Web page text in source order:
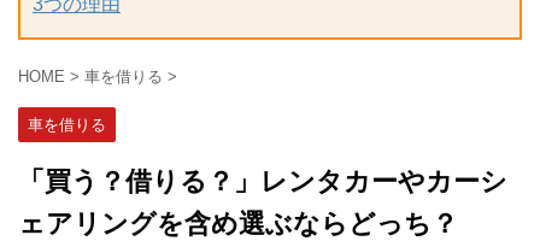
3つの理由
HOME > 車を借りる >
車を借りる
「買う？借りる？」レンタカーやカーシ
ェアリングを含め選ぶならどっち？